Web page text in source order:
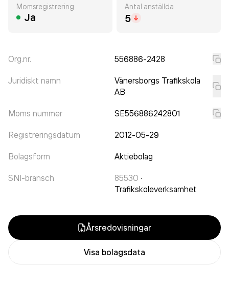
Momsregistrering
Ja
Antal anställda
5
Org.nr. 556886-2428
Juridiskt namn
Vänersborgs Trafikskola
AB
Moms nummer SE556886242801
Registreringsdatum 2012-05-29
Bolagsform Aktiebolag
SNI-bransch 85530 ·
Trafikskoleverksamhet
Årsredovisningar
Visa bolagsdata